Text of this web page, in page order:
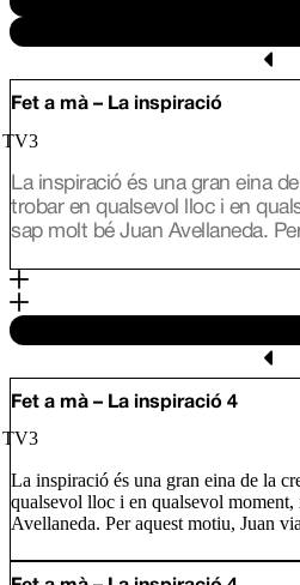
del món; Ramón Monegal, un
l’olor és comunicació i l’Àlex
Fet a mà – La inspiració
TV3
La inspiració és una gran eina
trobar en qualsevol lloc i en
sap molt bé Juan Avellaneda.
viatja arreu de Catalunya per
d’inspiració de tres nous
s’inspira Lily Brick, una artista
del món; Ramón Monegal, un
l’olor és comunicació i l’Àlex
bufat amb formes únique.
Fet a mà – La inspiració 4
TV3
La inspiració és una gran eina de la
qualsevol lloc i en qualsevol moment,
Avellaneda. Per aquest motiu, Juan
conèixer les fonts d’inspiració de
s’inspira Lily Brick, una artista